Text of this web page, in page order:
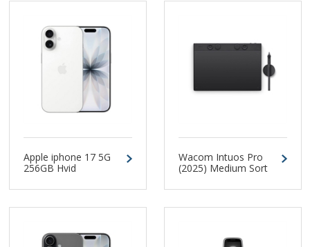
Apple iphone 17 5G
256GB Hvid
Wacom Intuos Pro
(2025) Medium Sort